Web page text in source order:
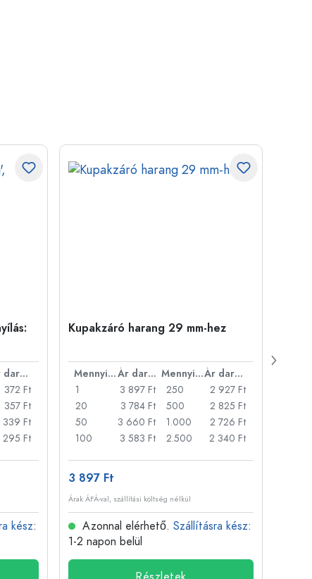
Ár darabonként
372 Ft
357 Ft
339 Ft
295 Ft
kész:
Kupakzáró harang 29 mm-hez
Mennyiség Ár darabonként Mennyiség
Ár darabonként
1
3 897 Ft
20
3 784 Ft
50
3 660 Ft
100
3 583 Ft
250
2 927 Ft
500
2 825 Ft
1.000
2 726 Ft
2.500
2 340 Ft
3 897 Ft
Árak ÁFÁ-val, szállítási költség nélkül
Azonnal elérhető. Szállításra kész:
1-2 napon belül